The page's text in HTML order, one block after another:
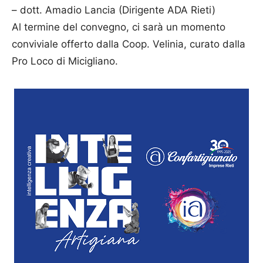
– dott. Amadio Lancia (Dirigente ADA Rieti)
Al termine del convegno, ci sarà un momento
conviviale offerto dalla Coop. Velinia, curato dalla
Pro Loco di Micigliano.